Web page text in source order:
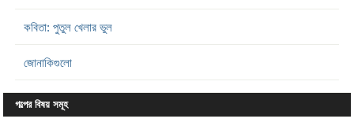
কবিতা: পুতুল খেলার ভুল
জোনাকিগুলো
গল্পের বিষয় সমূহ